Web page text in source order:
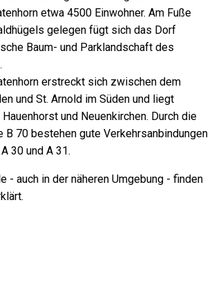
etwa 4500 Einwohner. Am Fuße
gelegen fügt sich das Dorf
Baum- und Parklandschaft des
erstreckt sich zwischen dem
und St. Arnold im Süden und liegt
und Neuenkirchen. Durch die
B 70 bestehen gute Verkehrsanbindungen
30 und A 31.
- auch in der näheren Umgebung - finden